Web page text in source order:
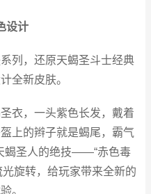
设计
列，还原天蝎圣斗士经典
全新皮肤。
衣，一头紫色长发，戴着
上的辫子就是蝎尾，霸气
蝎圣人的绝技——“赤色毒
旋转，给玩家带来全新的
。